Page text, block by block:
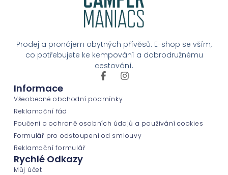
Prodej a pronájem obytných přívěsů. E-shop se vším,
co potřebujete ke kempování a dobrodružnému
cestování.
Informace
Všeobecné obchodní podmínky
Reklamační řád
Poučení o ochraně osobních údajů a používání cookies
Formulář pro odstoupení od smlouvy
Reklamační formulář
Rychlé Odkazy
Můj účet